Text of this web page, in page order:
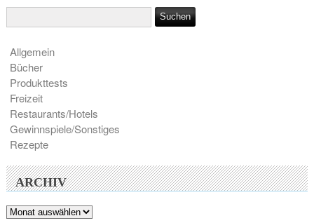
Allgemein
Bücher
Produkttests
Freizeit
Restaurants/Hotels
Gewinnspiele/Sonstiges
Rezepte
ARCHIV
Archiv